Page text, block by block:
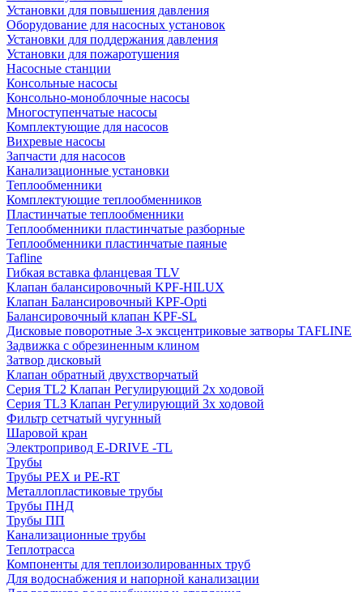
Установки для повышения давления
Оборудование для насосных установок
Установки для поддержания давления
Установки для пожаротушения
Насосные станции
Консольные насосы
Консольно-моноблочные насосы
Многоступенчатые насосы
Комплектующие для насосов
Вихревые насосы
Запчасти для насосов
Канализационные установки
Теплообменники
Комплектующие теплообменников
Пластинчатые теплообменники
Теплообменники пластинчатые разборные
Теплообменники пластинчатые паяные
Tafline
Гибкая вставка фланцевая TLV
Клапан балансировочный KPF-HILUX
Клапан Балансировочный KPF-Opti
Балансировочный клапан KPF-SL
Дисковые поворотные 3-х эксцентриковые затворы TAFLINE
Задвижка с обрезиненным клином
Затвор дисковый
Клапан обратный двухстворчатый
Серия TL2 Клапан Регулирующий 2х ходовой
Серия TL3 Клапан Регулирующий 3х ходовой
Фильтр сетчатый чугунный
Шаровой кран
Электропривод E-DRIVE -TL
Трубы
Трубы PEX и PE-RT
Металлопластиковые трубы
Трубы ПНД
Трубы ПП
Канализационные трубы
Теплотрасса
Компоненты для теплоизолированных труб
Для водоснабжения и напорной канализации